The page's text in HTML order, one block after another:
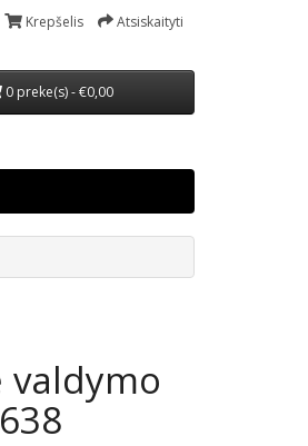
Krepšelis Atsiskaityti
0 preke(s) - €0,00
valdymo